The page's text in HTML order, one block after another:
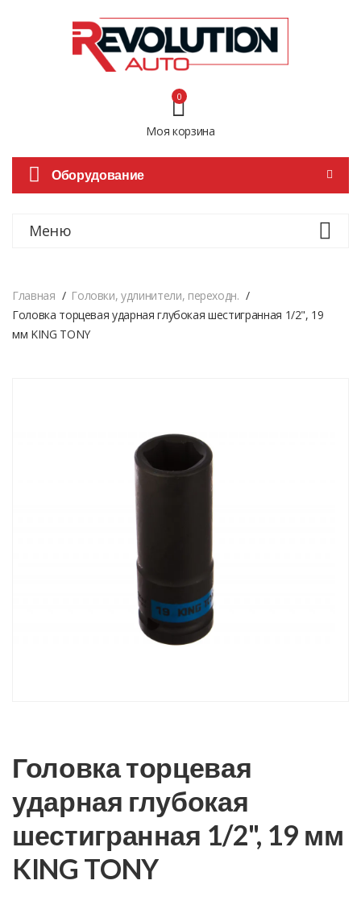
Моя корзина
0
Оборудование
Меню
Главная
Головки, удлинители, переходн.
Головка торцевая ударная глубокая шестигранная 1/2", 19
мм KING TONY
Головка торцевая
ударная глубокая
шестигранная 1/2", 19 мм
KING TONY